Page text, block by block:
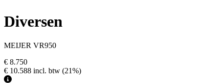
Diversen
MEIJER VR950
€ 8.750
€ 10.588 incl. btw (21%)